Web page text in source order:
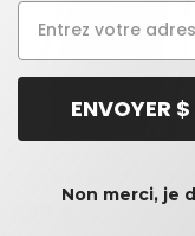
pour Jeunes
ENVOYER
Non merci, je